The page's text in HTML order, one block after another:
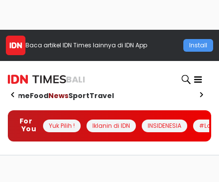
Baca artikel IDN Times lainnya di IDN App Install
BALI
HomeFoodNewsSportTravel
For
You
Yuk Pilih ! Iklanin di IDN INSIDENESIA